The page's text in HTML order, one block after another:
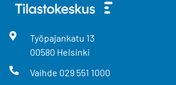
Työpajankatu 13
00580 Helsinki
Vaihde 029 551 1000